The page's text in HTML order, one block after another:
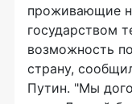
проживающие
государством
возможность
страну,
Путин. "Мы